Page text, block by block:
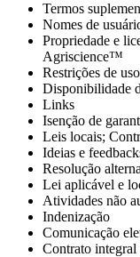
Termos
Nomes de
Propriedade e
Agriscience™
Restrições de uso
Disponibilidade
Links
Isenção de
Leis locais;
Ideias e
Resolução
Lei aplicável e
Atividades não
Indenização
Comunicação
Contrato integral